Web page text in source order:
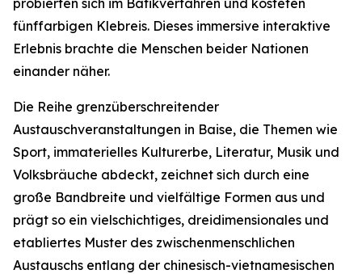
probierten sich im Batikverfahren und kosteten
fünffarbigen Klebreis. Dieses immersive interaktive
Erlebnis brachte die Menschen beider Nationen
einander näher.
Die Reihe grenzüberschreitender
Austauschveranstaltungen in Baise, die Themen wie
Sport, immaterielles Kulturerbe, Literatur, Musik und
Volksbräuche abdeckt, zeichnet sich durch eine
große Bandbreite und vielfältige Formen aus und
prägt so ein vielschichtiges, dreidimensionales und
etabliertes Muster des zwischenmenschlichen
Austauschs entlang der chinesisch-vietnamesischen